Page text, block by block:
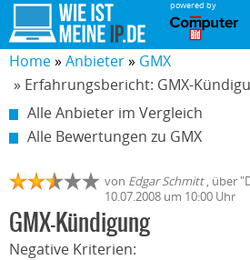
powered by
Home Anbieter
GMX
» Erfahrungsbericht: GMX-
Alle Anbieter im Vergleich
Alle Bewertungen zu GMX
von Edgar Schmitt, über "
10.07.2008 um 10:00 Uhr
GMX-Kündigung
Negative Kriterien: